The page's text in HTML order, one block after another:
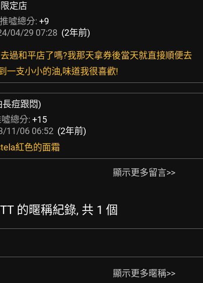
定店
噓總分: +9
04/29 07:28 (2年前)
過和平店了嗎?我那天拿券後當天就直接順便去
一支小小的油,味道我很喜歡!
長痘跟悶)
總分: +15
11/06 06:52 (2年前)
紅色的面霜
顯示更多留言>>
的暱稱紀錄, 共 1 個
顯示更多暱稱>>